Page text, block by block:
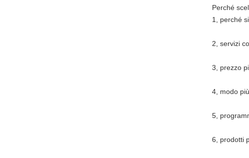
Perché
1, perché
2, servizi
3, prezzo
4, modo
5,
6, prodotti